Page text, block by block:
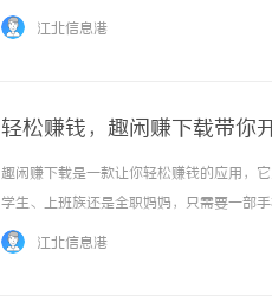
过趣闲赚，人们可以将自己的兴趣爱好与
江北信息港
轻松赚钱，趣闲赚下载带你
趣闲赚下载是一款让你轻松赚钱的应用，
学生、上班族还是全职妈妈，只需要一部
赚钱方式多样且简单易操作。一方面，你
江北信息港